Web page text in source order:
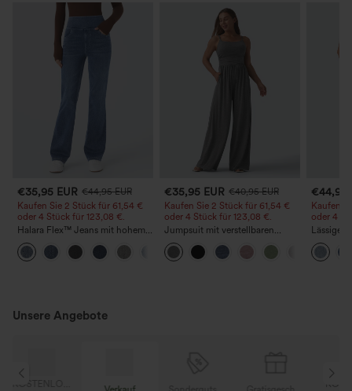
€35,95 EUR €44,95 EUR
Kaufen Sie 2 Stück für 61,54 €
oder 4 Stück für 123,08 €.
Halara Flex™ Jeans mit hohem
Bund und Taschen,
gewaschener, lässiger Bootcut
€35,95 EUR €40,95 EUR
Kaufen Sie 2 Stück für 61,54 €
oder 4 Stück für 123,08 €.
Jumpsuit mit verstellbaren
Trägern, gerafftem Detail,
weitem Bein und meliertem
Stoff, lässig, mit Taschen - Easy
€44,95
Kaufen
oder 4
Lässige
Taschen
Unsere Angebote
KOSTENLOSER